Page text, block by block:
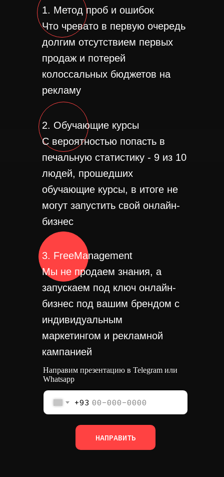
1. Метод проб и ошибок
Что чревато в первую очередь
долгим отсутствием первых
продаж и потерей
колоссальных бюджетов на
рекламу
2. Обучающие курсы
С вероятностью попасть в
печальную статистику - 9 из 10
людей, прошедших
обучающие курсы, в итоге не
могут запустить свой онлайн-
бизнес
3. FreeManagement
Мы не продаем знания, а
запускаем под ключ онлайн-
бизнес под вашим брендом с
индивидуальным
маркетингом и рекламной
кампанией
Направим презентацию в Telegram или
Whatsapp
+93
НАПРАВИТЬ